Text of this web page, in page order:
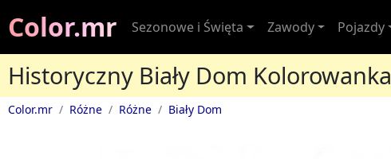
Color.mr Sezonowe i Święta Zawody Pojazdy
Historyczny Biały Dom Kolorowanka
Color.mr Różne Różne Biały Dom